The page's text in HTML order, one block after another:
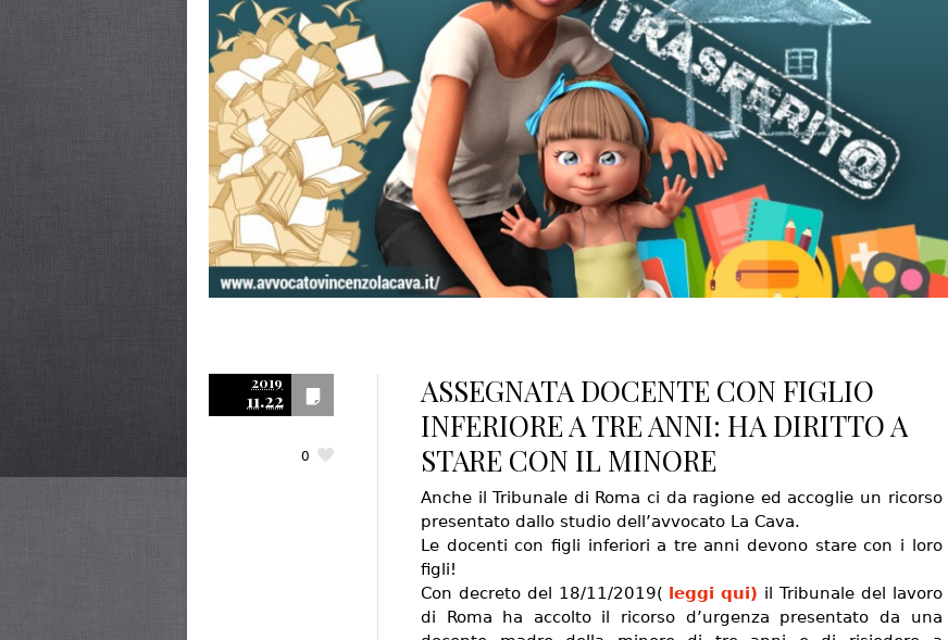
2019
11.22
0
ASSEGNATA DOCENTE CON FIGLIO
INFERIORE A TRE ANNI: HA DIRITTO A
STARE CON IL MINORE
Anche il Tribunale di Roma ci da ragione ed accoglie un ricorso
presentato dallo studio dell’avvocato La Cava.
Le docenti con figli inferiori a tre anni devono stare con i loro
figli!
Con decreto del 18/11/2019( leggi qui) il Tribunale del lavoro
di Roma ha accolto il ricorso d’urgenza presentato da una